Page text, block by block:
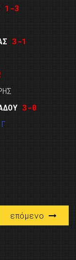
1-3
3-1
3-0
επόμενο